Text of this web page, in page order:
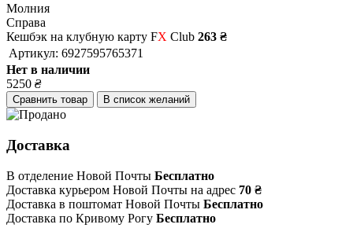
Молния
Справа
Кешбэк на клубную карту FX Club 263 ₴
Артикул: 6927595765371
Нет в наличии
5250 ₴
Сравнить товар В список желаний
Доставка
В отделение Новой Почты Бесплатно
Доставка курьером Новой Почты на адрес 70 ₴
Доставка в поштомат Новой Почты Бесплатно
Доставка по Кривому Рогу Бесплатно